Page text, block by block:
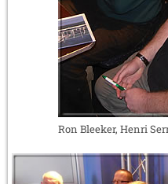
Ron Bleeker, Henri